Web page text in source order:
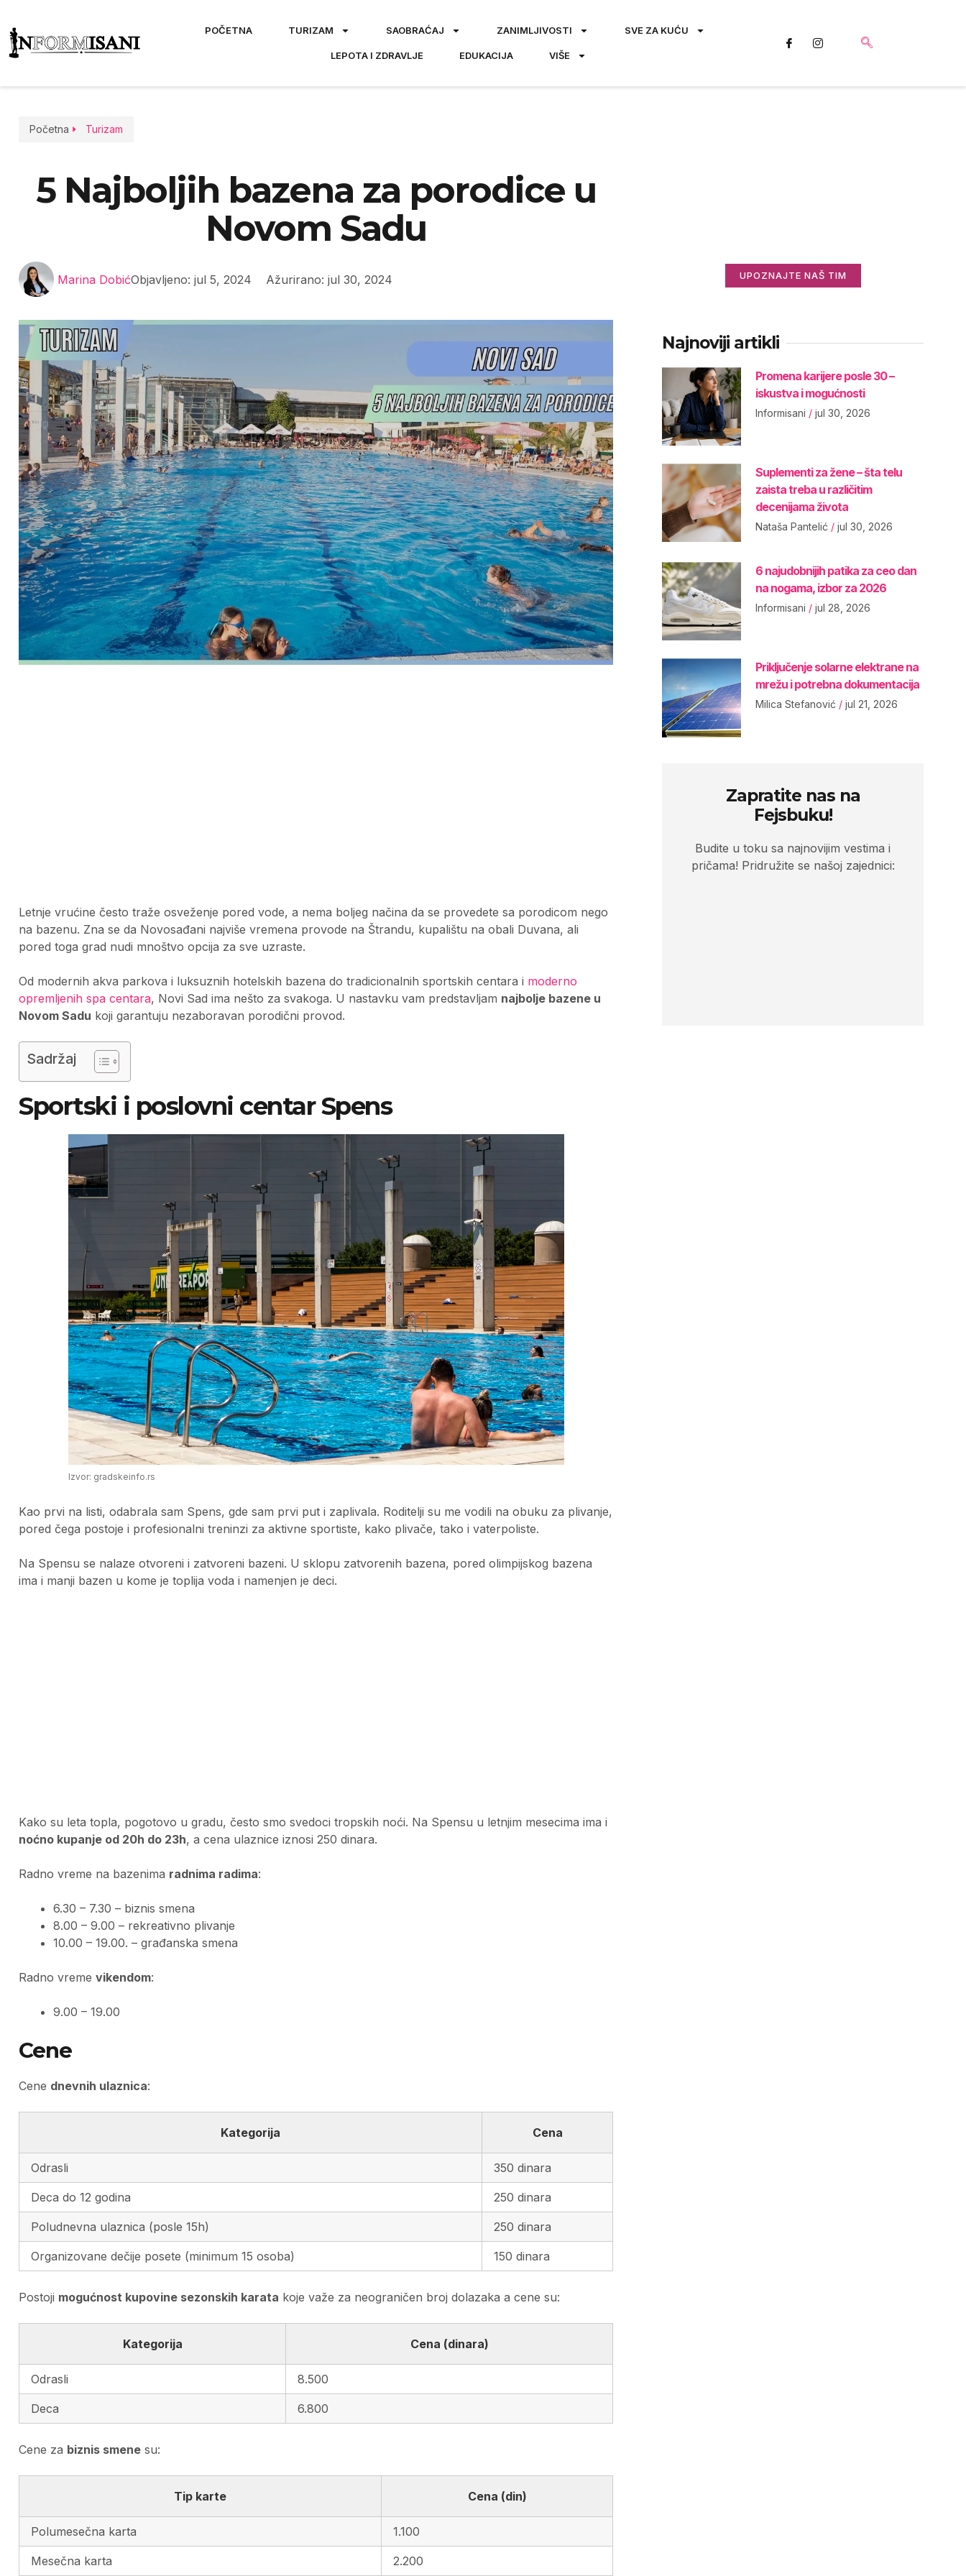
POČETNA TURIZAM SAOBRAĆAJ ZANIMLJIVOSTI SVE ZA KUĆU
LEPOTA I ZDRAVLJE EDUKACIJA VIŠE
Početna Turizam
5 Najboljih bazena za porodice u
Novom Sadu
Marina DobićObjavljeno: jul 5, 2024 Ažurirano: jul 30, 2024
Letnje vrućine često traže osveženje pored vode, a nema boljeg načina da se provedete sa porodicom nego
na bazenu. Zna se da Novosađani najviše vremena provode na Štrandu, kupalištu na obali Duvana, ali
pored toga grad nudi mnoštvo opcija za sve uzraste.
Od modernih akva parkova i luksuznih hotelskih bazena do tradicionalnih sportskih centara i moderno
opremljenih spa centara, Novi Sad ima nešto za svakoga. U nastavku vam predstavljam najbolje bazene u
Novom Sadu koji garantuju nezaboravan porodični provod.
Sadržaj
Sportski i poslovni centar Spens
Izvor: gradskeinfo.rs
Kao prvi na listi, odabrala sam Spens, gde sam prvi put i zaplivala. Roditelji su me vodili na obuku za plivanje,
pored čega postoje i profesionalni treninzi za aktivne sportiste, kako plivače, tako i vaterpoliste.
Na Spensu se nalaze otvoreni i zatvoreni bazeni. U sklopu zatvorenih bazena, pored olimpijskog bazena
ima i manji bazen u kome je toplija voda i namenjen je deci.
Kako su leta topla, pogotovo u gradu, često smo svedoci tropskih noći. Na Spensu u letnjim mesecima ima i
noćno kupanje od 20h do 23h, a cena ulaznice iznosi 250 dinara.
Radno vreme na bazenima radnima radima:
6.30 – 7.30 – biznis smena
8.00 – 9.00 – rekreativno plivanje
10.00 – 19.00. – građanska smena
Radno vreme vikendom:
9.00 – 19.00
Cene
Cene dnevnih ulaznica:
Kategorija Cena
Odrasli 350 dinara
Deca do 12 godina 250 dinara
Poludnevna ulaznica (posle 15h) 250 dinara
Organizovane dečije posete (minimum 15 osoba) 150 dinara
Postoji mogućnost kupovine sezonskih karata koje važe za neograničen broj dolazaka a cene su:
Kategorija Cena (dinara)
Odrasli 8.500
Deca 6.800
Cene za biznis smene su:
Tip karte Cena (din)
Polumesečna karta 1.100
Mesečna karta 2.200
UPOZNAJTE NAŠ TIM
Najnoviji artikli
Promena karijere posle 30 –
iskustva i mogućnosti
Informisani jul 30, 2026
Suplementi za žene – šta telu
zaista treba u različitim
decenijama života
Nataša Pantelić jul 30, 2026
6 najudobnijih patika za ceo dan
na nogama, izbor za 2026
Informisani jul 28, 2026
Priključenje solarne elektrane na
mrežu i potrebna dokumentacija
Milica Stefanović jul 21, 2026
Zapratite nas na
Fejsbuku!
Budite u toku sa najnovijim vestima i
pričama! Pridružite se našoj zajednici: